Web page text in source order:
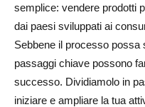
semplice: vendere prodotti
dai paesi sviluppati ai
Sebbene il processo
passaggi chiave possono
successo. Dividiamolo in
iniziare e ampliare la tua